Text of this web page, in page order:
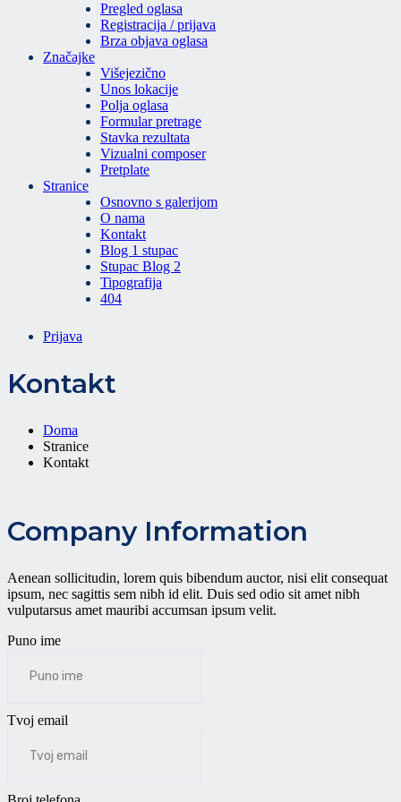
Pregled oglasa
Registracija / prijava
Brza objava oglasa
Značajke
Višejezično
Unos lokacije
Polja oglasa
Formular pretrage
Stavka rezultata
Vizualni composer
Pretplate
Stranice
Osnovno s galerijom
O nama
Kontakt
Blog 1 stupac
Stupac Blog 2
Tipografija
404
Prijava
Kontakt
Doma
Stranice
Kontakt
Company Information
Aenean sollicitudin, lorem quis bibendum auctor, nisi elit consequat
ipsum, nec sagittis sem nibh id elit. Duis sed odio sit amet nibh
vulputarsus amet mauribi accumsan ipsum velit.
Puno ime
Tvoj email